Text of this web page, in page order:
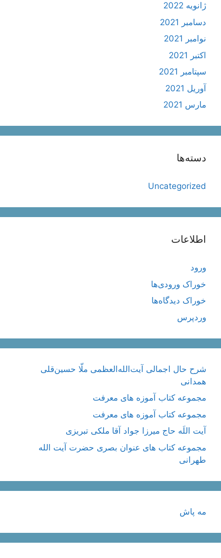
ژانویه 2022
دسامبر 2021
نوامبر 2021
اکتبر 2021
سپتامبر 2021
آوریل 2021
مارس 2021
دسته‌ها
Uncategorized
اطلاعات
ورود
خوراک ورودی‌ها
خوراک دیدگاه‌ها
وردپرس
شرح حال اجمالی آیت‌الله‌العظمی ملّا حسین‌قلی
همدانی
مجموعه کتاب آموزه های معرفت
مجموعه کتاب آموزه های معرفت
آیت اللَه حاج میرزا جواد آقا ملکی تبریزی
مجموعه کتاب های عنوان بصری حضرت آیت الله
طهرانی
مه پاش